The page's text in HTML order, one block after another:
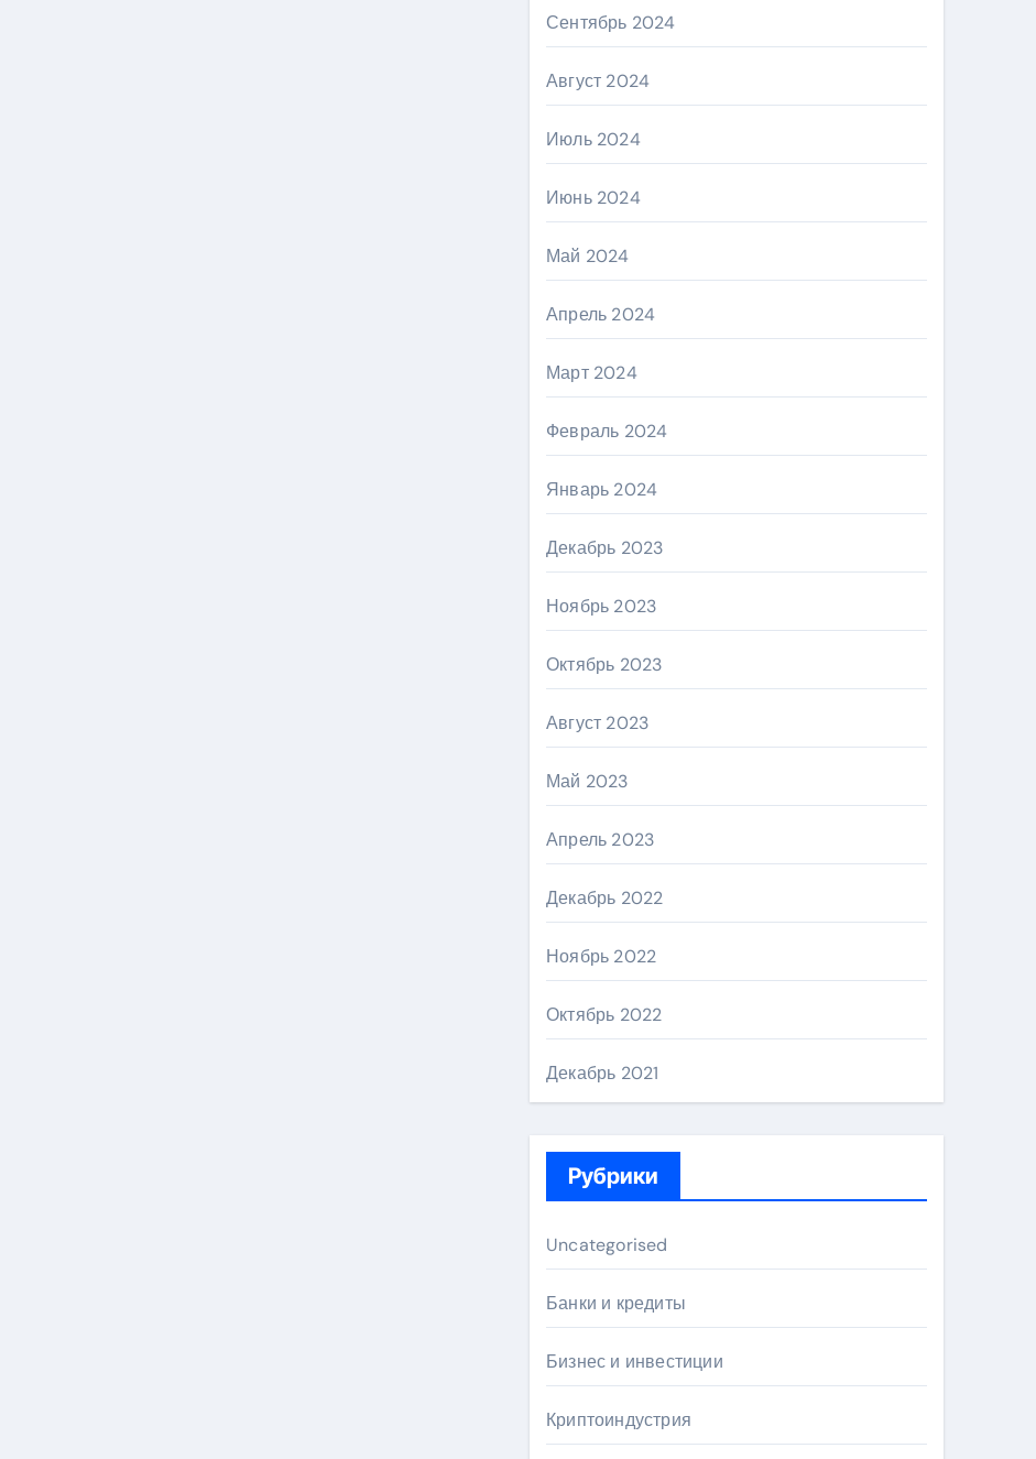
Сентябрь 2024
Август 2024
Июль 2024
Июнь 2024
Май 2024
Апрель 2024
Март 2024
Февраль 2024
Январь 2024
Декабрь 2023
Ноябрь 2023
Октябрь 2023
Август 2023
Май 2023
Апрель 2023
Декабрь 2022
Ноябрь 2022
Октябрь 2022
Декабрь 2021
Рубрики
Uncategorised
Банки и кредиты
Бизнес и инвестиции
Криптоиндустрия